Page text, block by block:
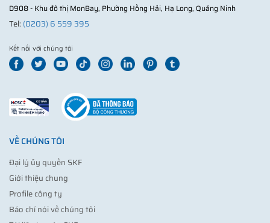
D908 - Khu đô thị MonBay, Phường Hồng Hải, Hạ Long, Quảng Ninh
Tel: (0203) 6 559 395
Kết nối với chúng tôi
VỀ CHÚNG TÔI
Đại lý ủy quyền SKF
Giới thiệu chung
Profile công ty
Báo chí nói về chúng tôi